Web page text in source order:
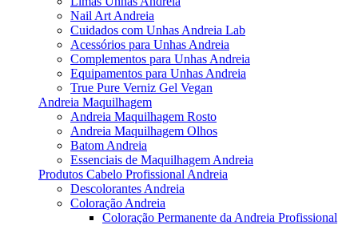
Nail Art Andreia
Cuidados com Unhas Andreia Lab
Acessórios para Unhas Andreia
Complementos para Unhas Andreia
Equipamentos para Unhas Andreia
True Pure Verniz Gel Vegan
Andreia Maquilhagem
Andreia Maquilhagem Rosto
Andreia Maquilhagem Olhos
Batom Andreia
Essenciais de Maquilhagem Andreia
Produtos Cabelo Profissional Andreia
Descolorantes Andreia
Coloração Andreia
Coloração Permanente da Andreia Profissional